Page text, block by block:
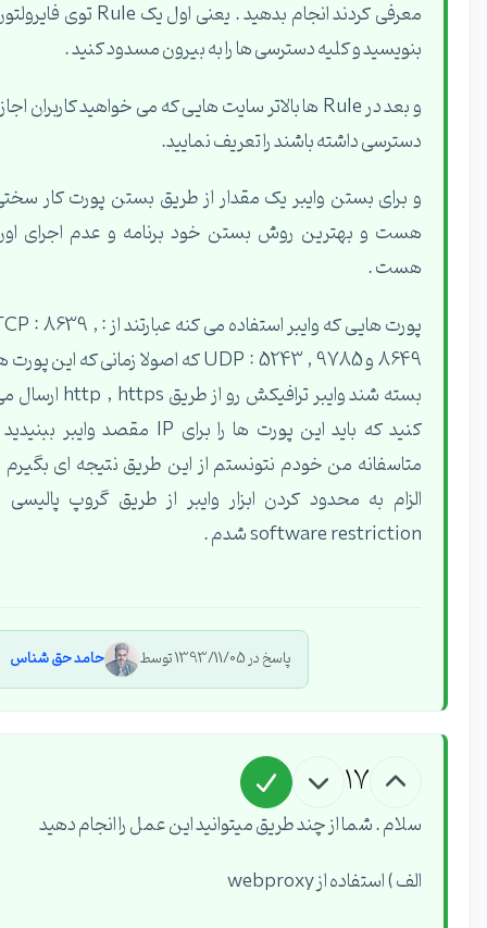
معرفی کردند انجام بدهید . یعنی اول یک Rule توی فایرولتون
بنویسید و کلیه دسترسی ها را به بیرون مسدود کنید .
و بعد در Rule ها بالاتر سایت هایی که می خواهید کاربران اجازه
دسترسی داشته باشند را تعریف نمایید.
و برای بستن وایبر یک مقدار از طریق بستن پورت کار سختی
هست و بهترین روش بستن خود برنامه و عدم اجرای اون
پورت هایی که وایبر استفاده می کنه عبارتند از : TCP : 8639 ,
8649 و UDP : 5243 , 9785 که اصولا زمانی که این پورت ها
بسته شند وایبر ترافیکش رو از طریق http , https ارسال می
کنید که باید این پورت ها را برای IP مقصد وایبر ببنیدید ،
متاسفانه من خودم نتونستم از این طریق نتیجه ای بگیرم و
الزام به محدود کردن ابزار وایبر از طریق گروپ پالیسی و
software restriction شدم .
حامد حق شناس
17
سلام . شما از چند طریق میتوانید این عمل را انجام دهید
الف ) استفاده از webproxy